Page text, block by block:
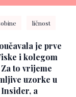
ličnost
je prve
i kolegom
to vrijeme
uzorke u
a